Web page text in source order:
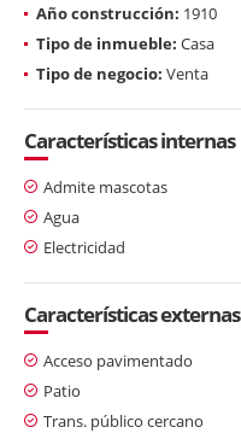
Año construcción: 1910
Tipo de inmueble: Casa
Tipo de negocio: Venta
Características internas
Admite mascotas
Agua
Electricidad
Características externas
Acceso pavimentado
Patio
Trans. público cercano